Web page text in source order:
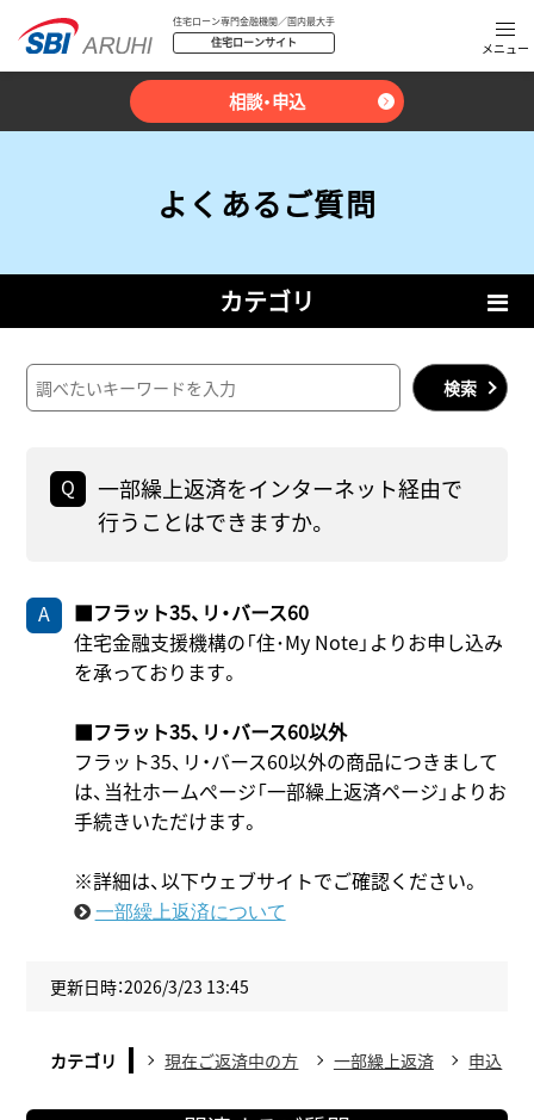
住宅ローン専門金融機関／国内最大手
住宅ローンサイト
相談・申込
よくあるご質問
カテゴリ
検索
一部繰上返済をインターネット経由で
行うことはできますか。
■フラット35、リ・バース60
住宅金融支援機構の「住･My Note」よりお申し込み
を承っております。
■フラット35、リ・バース60以外
フラット35、リ・バース60以外の商品につきまして
は、当社ホームぺージ「一部繰上返済ページ」よりお
手続きいただけます。
※詳細は、以下ウェブサイトでご確認ください。
一部繰上返済について
更新日時：2026/3/23 13:45
カテゴリ 現在ご返済中の方 一部繰上返済 申込